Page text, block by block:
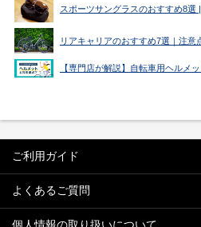
スポーツサングラスのおすすめ8
リアキャリアのおすすめ7選｜注意
【専門店が解説】自転車用ヘルメ
ご利用ガイド
よくあるご質問